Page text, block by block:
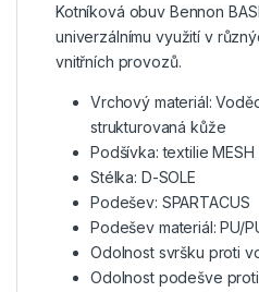
Kotníková obuv Bennon
univerzálnímu využití v
vnitřních provozů.
Vrchový materiál:
strukturovaná kůže
Podšívka: textilie MESH
Stélka: D-SOLE
Podešev: SPARTACUS
Podešev materiál: PU/
Odolnost svršku proti
Odolnost podešve